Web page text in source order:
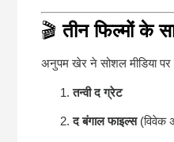
🎬तीन फिल्मों के
अनुपम खेर ने सोशल मीडिया पर
तन्वी द ग्रेट
द बंगाल फाइल्स(विवेक